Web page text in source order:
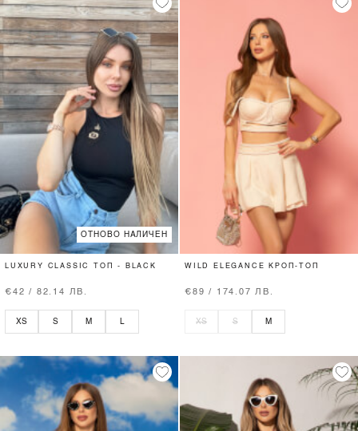
ОТНОВО НАЛИЧЕН
LUXURY CLASSIC ТОП - BLACK
€42 / 82.14 ЛВ.
XS S M L
WILD ELEGANCE КРОП-ТОП
€89 / 174.07 ЛВ.
XS S M